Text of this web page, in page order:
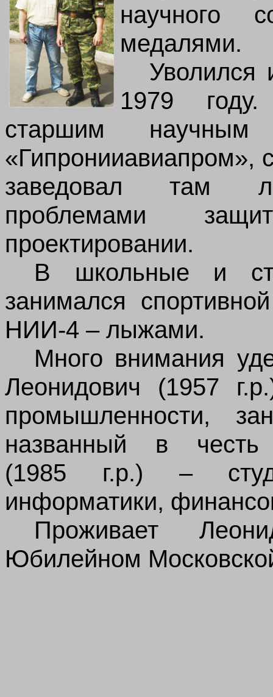
научного
медалями.
Уволился
1979
старшим
«Гипронииавиапром»,
заведовал там
проблемами
проектировании.
В школьные и
занимался
НИИ-4 – лыжами.
Много внимания
Леонидович (1957
промышленности,
названный в честь
(1985 г.р.) –
информатики,
Проживает
Юбилейном